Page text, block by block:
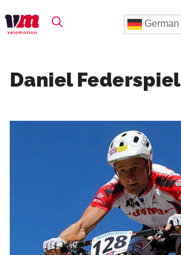
German
Daniel Federspiel